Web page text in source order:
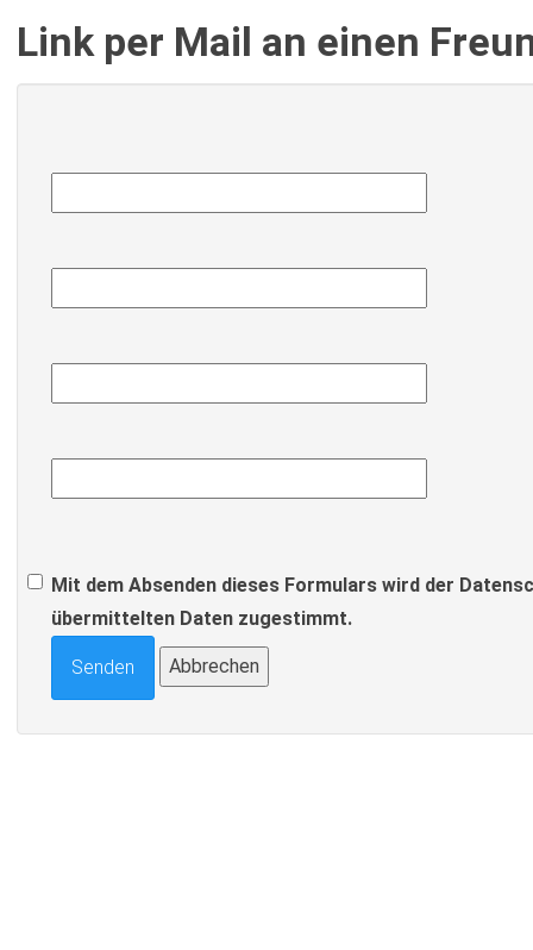
Link per Mail an einen
Mit dem Absenden dieses Formulars wird der
übermittelten Daten zugestimmt.
Senden Abbrechen